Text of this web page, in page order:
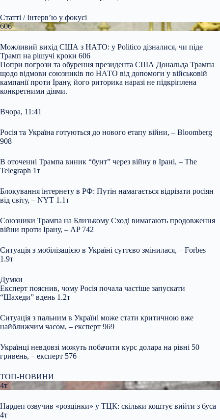
Статті / Інтерв’ю у фокусі
606
Можливий вихід США з НАТО: у Politico дізналися, чи піде
Трамп на рішучі кроки 606
Попри погрози та обурення президента США Дональда Трампа
щодо відмови союзників по НАТО від допомоги у військовій
кампанії проти Ірану, його риторика наразі не підкріплена
конкретними діями.
Вчора, 11:41
Росія та Україна готуються до нового етапу війни, – Bloomberg
908
В оточенні Трампа виник “бунт” через війну в Ірані, – The
Telegraph 1т
Блокування інтернету в РФ: Путін намагається відрізати росіян
від світу, – NYT 1.1т
Союзники Трампа на Близькому Сході вимагають продовження
війни проти Ірану, – AP 742
Ситуація з мобілізацією в Україні суттєво змінилася, – Forbes
1.9т
Думки
Експерт пояснив, чому Росія почала частіше запускати
“Шахеди” вдень 1.2т
Ситуація з пальним в Україні може стати критичною вже
найближчим часом, – експерт 969
Українці невдовзі можуть побачити курс долара на рівні 50
гривень, – експерт 576
ТОП-НОВИНИ
4т
Нардеп озвучив «розцінки» у ТЦК: скільки коштує вийти з буса
4т